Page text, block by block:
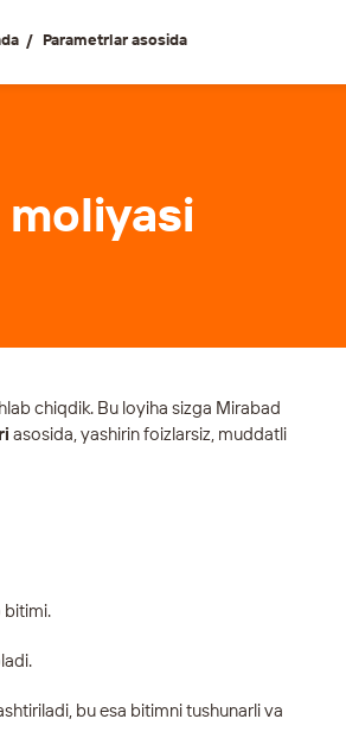
Parametrlar asosida
chiqdik. Bu loyiha sizga Mirabad
asosida, yashirin foizlarsiz, muddatli
bitimi.
bu esa bitimni tushunarli va